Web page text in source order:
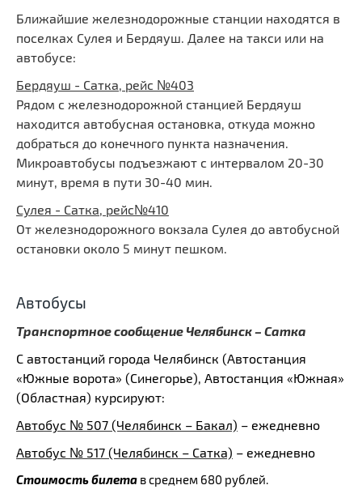
Ближайшие железнодорожные станции находятся в
поселках Сулея и Бердяуш. Далее на такси или на
автобусе:
Бердяуш - Сатка, рейс №403
Рядом с железнодорожной станцией Бердяуш
находится автобусная остановка, откуда можно
добраться до конечного пункта назначения.
Микроавтобусы подъезжают с интервалом 20-30
минут, время в пути 30-40 мин.
Сулея - Сатка, рейс№410
От железнодорожного вокзала Сулея до автобусной
остановки около 5 минут пешком.
Автобусы
Транспортное сообщение Челябинск – Сатка
С автостанций города Челябинск (Автостанция
«Южные ворота» (Синегорье), Автостанция «Южная»
(Областная) курсируют:
Автобус № 507 (Челябинск – Бакал) – ежедневно
Автобус № 517 (Челябинск – Сатка) – ежедневно
Стоимость билета в среднем 680 рублей.